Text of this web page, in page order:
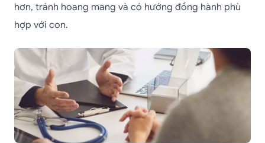
hơn, tránh hoang mang và có hướng đồng hành phù
hợp với con.